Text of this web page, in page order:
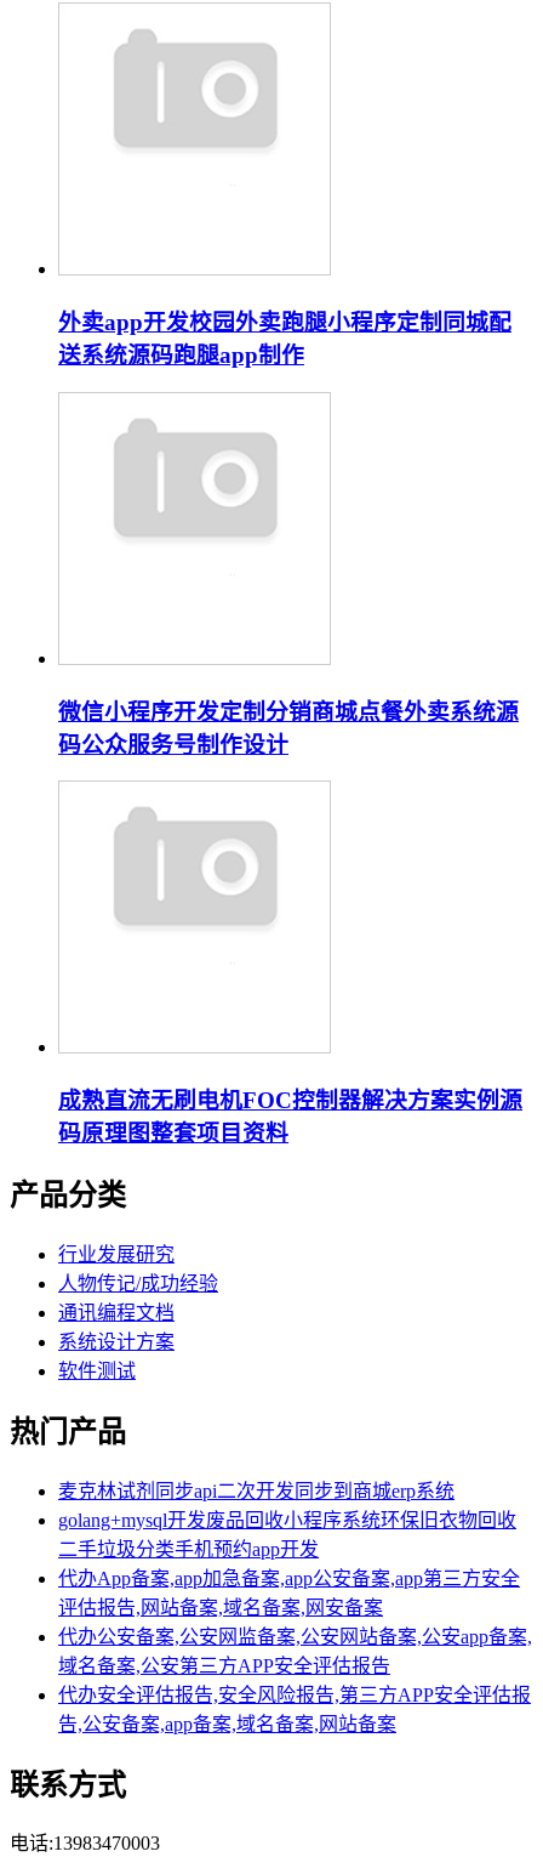
外卖app开发校园外卖跑腿小程序定制同城配
送系统源码跑腿app制作
微信小程序开发定制分销商城点餐外卖系统源
码公众服务号制作设计
成熟直流无刷电机FOC控制器解决方案实例源
码原理图整套项目资料
产品分类
行业发展研究
人物传记/成功经验
通讯编程文档
系统设计方案
软件测试
热门产品
麦克林试剂同步api二次开发同步到商城erp系统
golang+mysql开发废品回收小程序系统环保旧衣物回收
二手垃圾分类手机预约app开发
代办App备案,app加急备案,app公安备案,app第三方安全
评估报告,网站备案,域名备案,网安备案
代办公安备案,公安网监备案,公安网站备案,公安app备案,
域名备案,公安第三方APP安全评估报告
代办安全评估报告,安全风险报告,第三方APP安全评估报
告,公安备案,app备案,域名备案,网站备案
联系方式
电话:13983470003